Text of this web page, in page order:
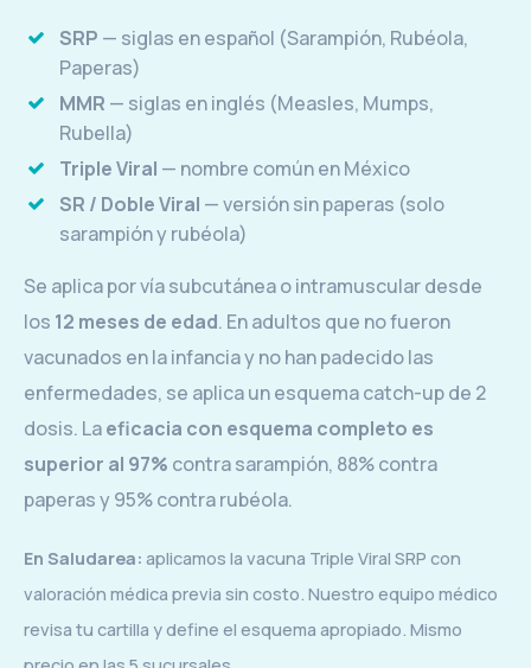
SRP — siglas en español (Sarampión, Rubéola,
Paperas)
MMR — siglas en inglés (Measles, Mumps,
Rubella)
Triple Viral — nombre común en México
SR / Doble Viral — versión sin paperas (solo
sarampión y rubéola)
Se aplica por vía subcutánea o intramuscular desde
los 12 meses de edad. En adultos que no fueron
vacunados en la infancia y no han padecido las
enfermedades, se aplica un esquema catch-up de 2
dosis. Laeficacia con esquema completo es
superior al 97% contra sarampión, 88% contra
paperas y 95% contra rubéola.
En Saludarea: aplicamos la vacuna Triple Viral SRP con
valoración médica previa sin costo. Nuestro equipo médico
revisa tu cartilla y define el esquema apropiado. Mismo